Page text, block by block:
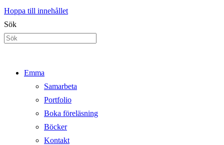
Hoppa till innehållet
Sök
Emma
Samarbeta
Portfolio
Boka föreläsning
Böcker
Kontakt